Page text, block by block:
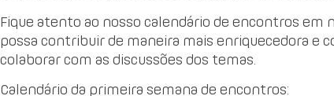
Fique atento ao nosso calendário de encontros em
possa contribuir de maneira mais enriquecedora e
colaborar com as discussões dos temas.
Calendário da primeira semana de encontros: